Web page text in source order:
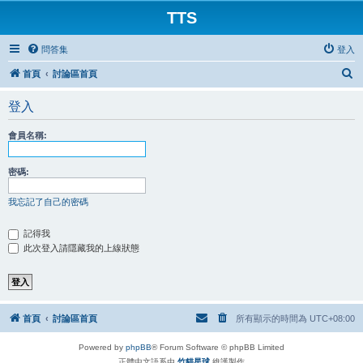
TTS
問答集 登入
首頁 討論區首頁
登入
會員名稱:
密碼:
我忘記了自己的密碼
記得我
此次登入請隱藏我的上線狀態
首頁 討論區首頁 所有顯示的時間為 UTC+08:00
Powered by phpBB® Forum Software © phpBB Limited